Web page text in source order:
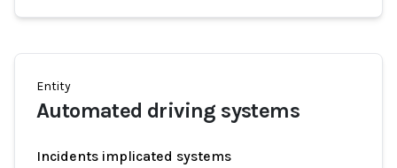
Entity
Automated driving systems
Incidents implicated systems